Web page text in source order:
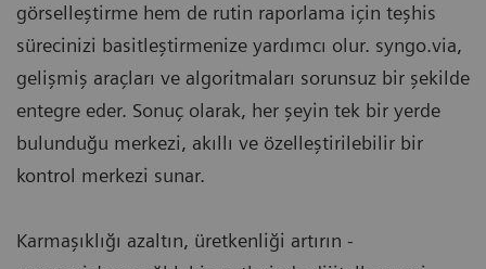
görselleştirme hem de rutin raporlama için teşhis
sürecinizi basitleştirmenize yardımcı olur. syngo.via,
gelişmiş araçları ve algoritmaları sorunsuz bir şekilde
entegre eder. Sonuç olarak, her şeyin tek bir yerde
bulunduğu merkezi, akıllı ve özelleştirilebilir bir
kontrol merkezi sunar.
Karmaşıklığı azaltın, üretkenliği artırın -